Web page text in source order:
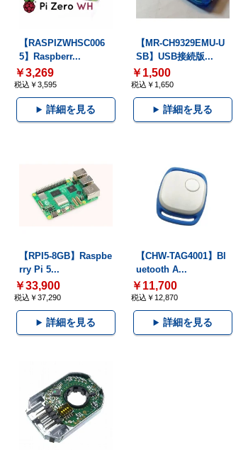
【RASPIZWHSC006
5】Raspberr...
￥3,269
税込￥3,595
詳細を見る
【MR-CH9329EMU-U
SB】USB接続版...
￥1,500
税込￥1,650
詳細を見る
【RPI5-8GB】Raspbe
rry Pi 5...
￥33,900
税込￥37,290
詳細を見る
【CHW-TAG4001】Bl
uetooth A...
￥11,700
税込￥12,870
詳細を見る